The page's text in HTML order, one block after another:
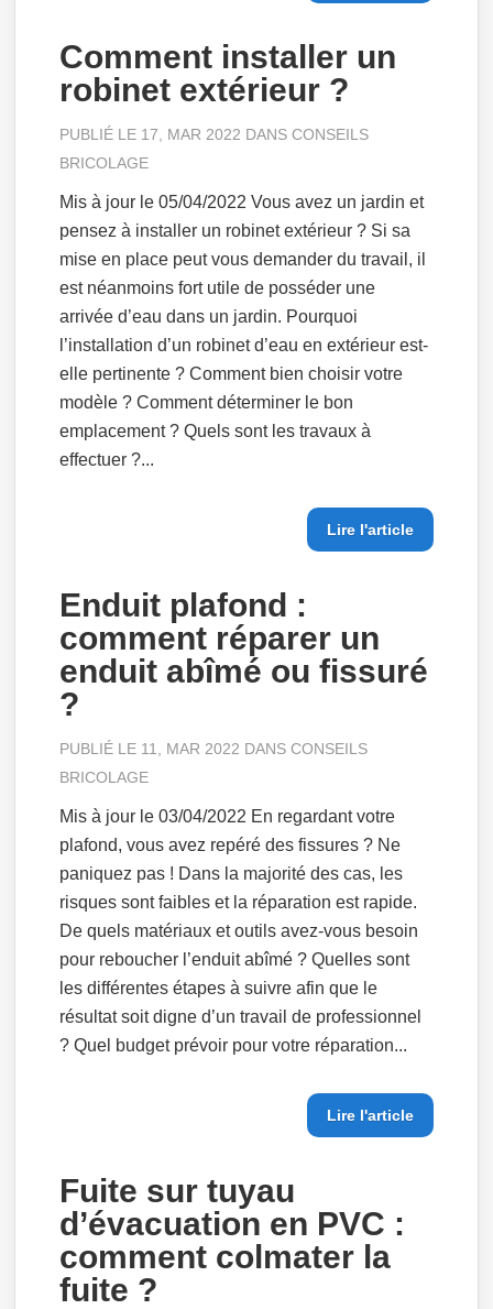
Comment installer un
robinet extérieur ?
PUBLIÉ LE 17, MAR 2022 DANSCONSEILS
BRICOLAGE
Mis à jour le 05/04/2022 Vous avez un jardin et
pensez à installer un robinet extérieur ? Si sa
mise en place peut vous demander du travail, il
est néanmoins fort utile de posséder une
arrivée d’eau dans un jardin. Pourquoi
l’installation d’un robinet d’eau en extérieur est-
elle pertinente ? Comment bien choisir votre
modèle ? Comment déterminer le bon
emplacement ? Quels sont les travaux à
effectuer ?...
Lire l'article
Enduit plafond :
comment réparer un
enduit abîmé ou fissuré
?
PUBLIÉ LE 11, MAR 2022 DANSCONSEILS
BRICOLAGE
Mis à jour le 03/04/2022 En regardant votre
plafond, vous avez repéré des fissures ? Ne
paniquez pas ! Dans la majorité des cas, les
risques sont faibles et la réparation est rapide.
De quels matériaux et outils avez-vous besoin
pour reboucher l’enduit abîmé ? Quelles sont
les différentes étapes à suivre afin que le
résultat soit digne d’un travail de professionnel
? Quel budget prévoir pour votre réparation...
Lire l'article
Fuite sur tuyau
d’évacuation en PVC :
comment colmater la
fuite ?